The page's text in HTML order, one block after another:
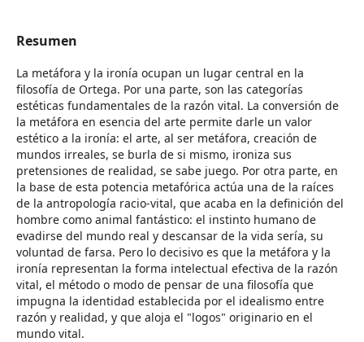
Resumen
La metáfora y la ironía ocupan un lugar central en la
filosofía de Ortega. Por una parte, son las categorías
estéticas fundamentales de la razón vital. La conversión de
la metáfora en esencia del arte permite darle un valor
estético a la ironía: el arte, al ser metáfora, creación de
mundos irreales, se burla de si mismo, ironiza sus
pretensiones de realidad, se sabe juego. Por otra parte, en
la base de esta potencia metafórica actúa una de la raíces
de la antropología racio-vital, que acaba en la definición del
hombre como animal fantástico: el instinto humano de
evadirse del mundo real y descansar de la vida sería, su
voluntad de farsa. Pero lo decisivo es que la metáfora y la
ironía representan la forma intelectual efectiva de la razón
vital, el método o modo de pensar de una filosofía que
impugna la identidad establecida por el idealismo entre
razón y realidad, y que aloja el "logos" originario en el
mundo vital.